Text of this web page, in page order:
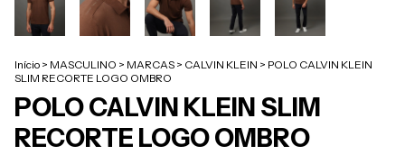
Início > MASCULINO > MARCAS > CALVIN KLEIN > POLO CALVIN KLEIN
SLIM RECORTE LOGO OMBRO
POLO CALVIN KLEIN SLIM
RECORTE LOGO OMBRO